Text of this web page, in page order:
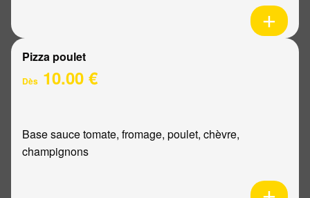
Pizza poulet
Dès 10.00 €
Base sauce tomate, fromage, poulet, chèvre,
champignons